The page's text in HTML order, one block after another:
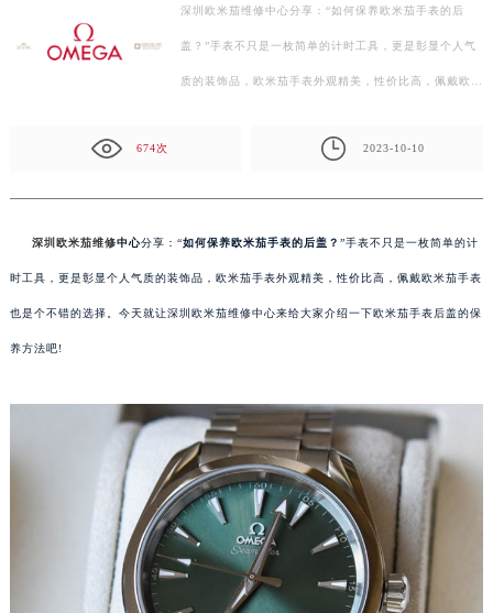
深圳欧米茄维修中心分享：“如何保养欧米茄手表的后
盖？”手表不只是一枚简单的计时工具，更是彰显个人气
质的装饰品，欧米茄手表外观精美，性价比高，佩戴欧米
674次 2023-10-10
深圳欧米茄维修中心分享：“如何保养欧米茄手表的后盖？ ”手表不只是一枚简单的计
时工具，更是彰显个人气质的装饰品，欧米茄手表外观精美，性价比高，佩戴欧米茄手表
也是个不错的选择。今天就让深圳欧米茄维修中心来给大家介绍一下欧米茄手表后盖的保
养方法吧!